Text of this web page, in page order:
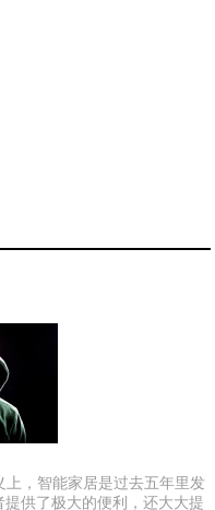
上，智能家居是过去五年里发
供了极大的便利，还大大提